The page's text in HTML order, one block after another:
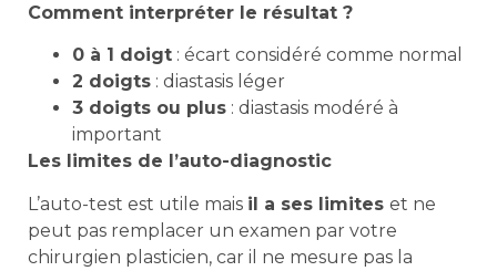
Comment interpréter le résultat ?
0 à 1 doigt : écart considéré comme normal
2 doigts : diastasis léger
3 doigts ou plus : diastasis modéré à
important
Les limites de l’auto-diagnostic
L’auto-test est utile mais il a ses limites et ne
peut pas remplacer un examen par votre
chirurgien plasticien, car il ne mesure pas la